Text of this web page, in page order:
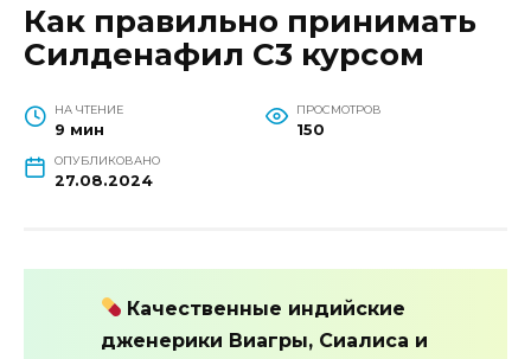
Как правильно принимать
Силденафил C3 курсом
НА ЧТЕНИЕ
9 мин
ПРОСМОТРОВ
150
ОПУБЛИКОВАНО
27.08.2024
Качественные индийские
дженерики Виагры, Сиалиса и